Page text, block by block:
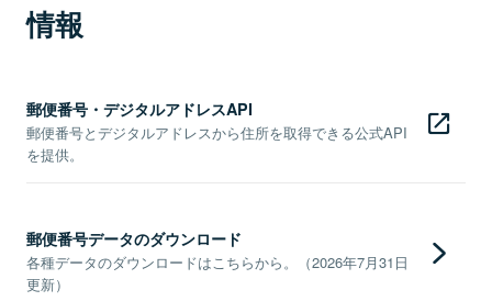
情報
郵便番号・デジタルアドレスAPI
郵便番号とデジタルアドレスから住所を取得できる公式API
を提供。
郵便番号データのダウンロード
各種データのダウンロードはこちらから。（2026年7月31日
更新）